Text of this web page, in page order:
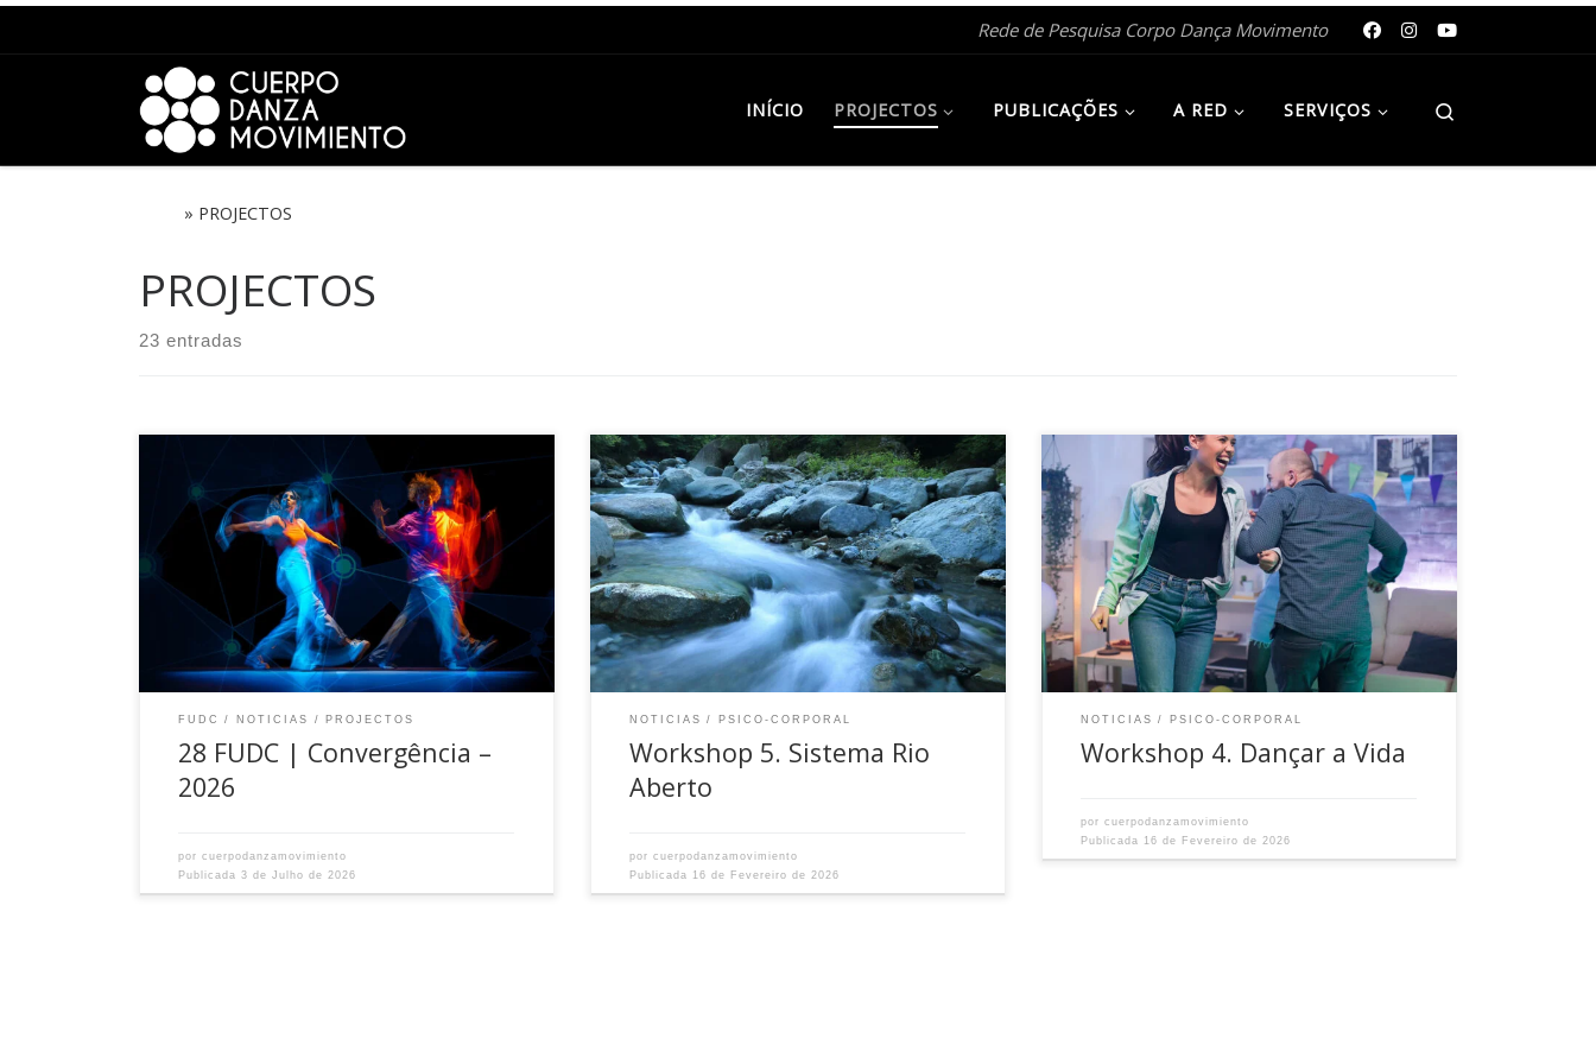
Rede de Pesquisa Corpo Dança Movimento
INÍCIO PROJECTOS PUBLICAÇÕES A RED SERVIÇOS
» PROJECTOS
PROJECTOS
23 entradas
FUDC NOTICIAS PROJECTOS
28 FUDC | Convergência –
2026
porcuerpodanzamovimiento
Publicada3 de Julho de 2026
NOTICIAS PSICO-CORPORAL
Workshop 5. Sistema Rio
Aberto
porcuerpodanzamovimiento
Publicada 16 de Fevereiro de 2026
NOTICIAS PSICO-CORPORAL
Workshop 4. Dançar a Vida
porcuerpodanzamovimiento
Publicada 16 de Fevereiro de 2026